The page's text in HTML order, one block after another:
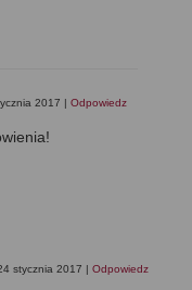
2017 | Odpowiedz
stycznia 2017 | Odpowiedz